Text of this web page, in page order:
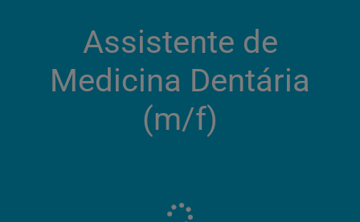
Assistente de
Medicina Dentária
(m/f)​